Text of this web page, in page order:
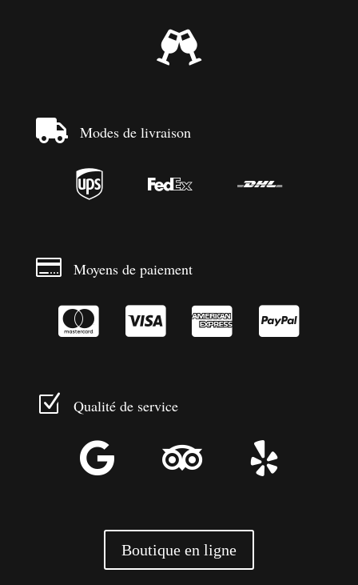

 Modes de livraison
  
 Moyens de paiement
   
Z Qualité de service
  
Boutique en ligne